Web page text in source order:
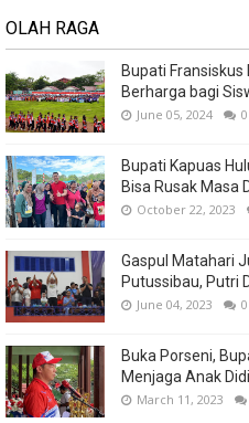
OLAH RAGA
Bupati Fransiskus
Berharga bagi
June 05, 2024 0
Bupati Kapuas
Bisa Rusak Masa
October 22, 2023
Gaspul Matahari
Putussibau, Putri
June 04, 2023 0
Buka Porseni,
Menjaga Anak
March 11, 2023